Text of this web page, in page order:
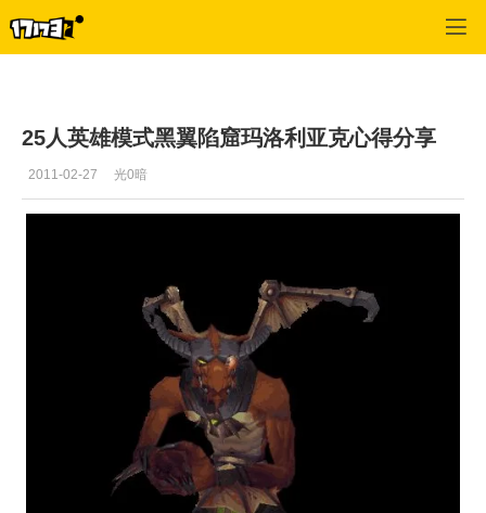
25人英雄模式黑翼陷窟玛洛利亚克心得分享
2011-02-27 光0暗